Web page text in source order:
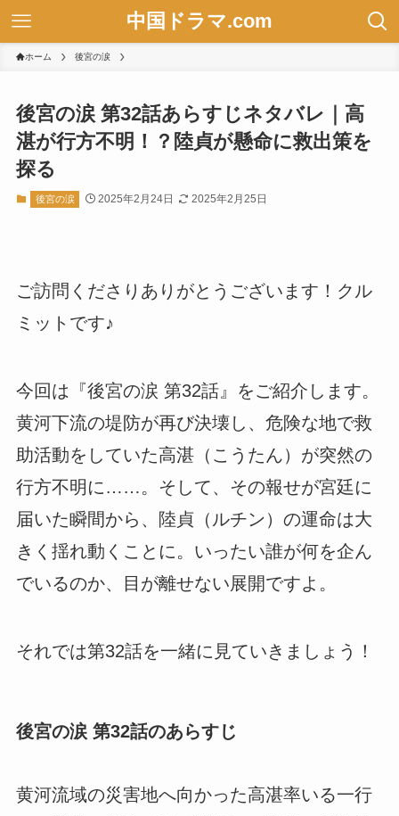
中国ドラマ.com
ホーム 後宮の涙
後宮の涙 第32話あらすじネタバレ｜高
湛が行方不明！？陸貞が懸命に救出策を
探る
後宮の涙 2025年2月24日 2025年2月25日
ご訪問くださりありがとうございます！クル
ミットです♪
今回は『後宮の涙 第32話』をご紹介します。
黄河下流の堤防が再び決壊し、危険な地で救
助活動をしていた高湛（こうたん）が突然の
行方不明に……。そして、その報せが宮廷に
届いた瞬間から、陸貞（ルチン）の運命は大
きく揺れ動くことに。いったい誰が何を企ん
でいるのか、目が離せない展開ですよ。
それでは第32話を一緒に見ていきましょう！
後宮の涙 第32話のあらすじ
黄河流域の災害地へ向かった高湛率いる一行